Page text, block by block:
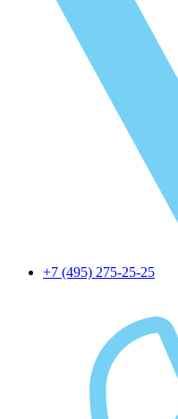
+7 (495) 275-25-25